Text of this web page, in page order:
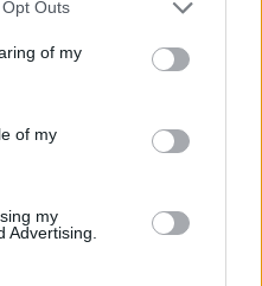
Outs
of my
of my
my
Advertising.
Craxi